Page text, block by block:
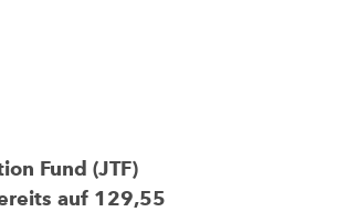
Fund (JTF)
auf 129,55